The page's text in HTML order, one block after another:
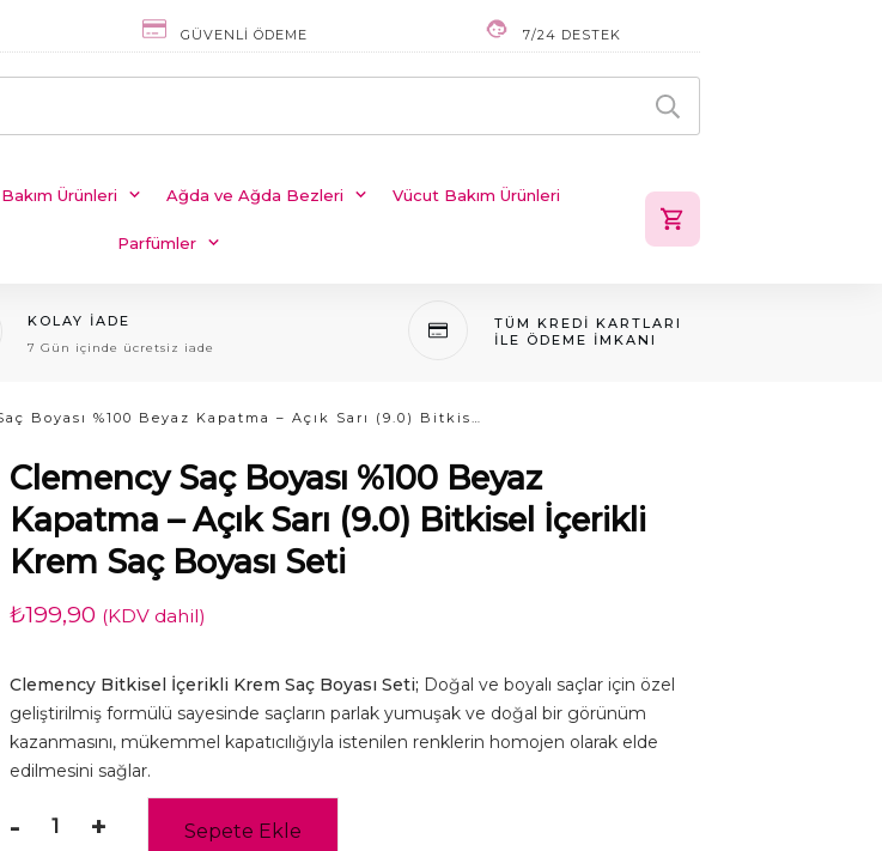
GÜVENLI ÖDEME 7/24 DESTEK
Ürünleri Ağda ve Ağda Bezleri Vücut Bakım Ürünleri
Parfümler
KOLAY IADE
7 Gün içinde ücretsiz iade
TÜM KREDI KARTLARI
ILE ÖDEME IMKANI
Clemency Saç Boyası %100 Beyaz Kapatma – Açık Sarı (9.0) Bitkisel İçerikli Krem Saç Boyası Seti
Clemency Saç Boyası %100 Beyaz
Kapatma – Açık Sarı (9.0) Bitkisel İçerikli
Krem Saç Boyası Seti
₺199,90 (KDV dahil)
Clemency Bitkisel İçerikli Krem Saç Boyası Seti; Doğal ve boyalı saçlar için özel
geliştirilmiş formülü sayesinde saçların parlak yumuşak ve doğal bir görünüm
kazanmasını, mükemmel kapatıcılığıyla istenilen renklerin homojen olarak elde
edilmesini sağlar.
-
Clemency
+ Sepete Ekle